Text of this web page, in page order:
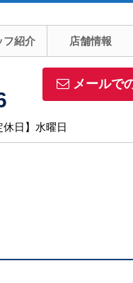
フ紹介 店舗情報
メールで
休日】水曜日